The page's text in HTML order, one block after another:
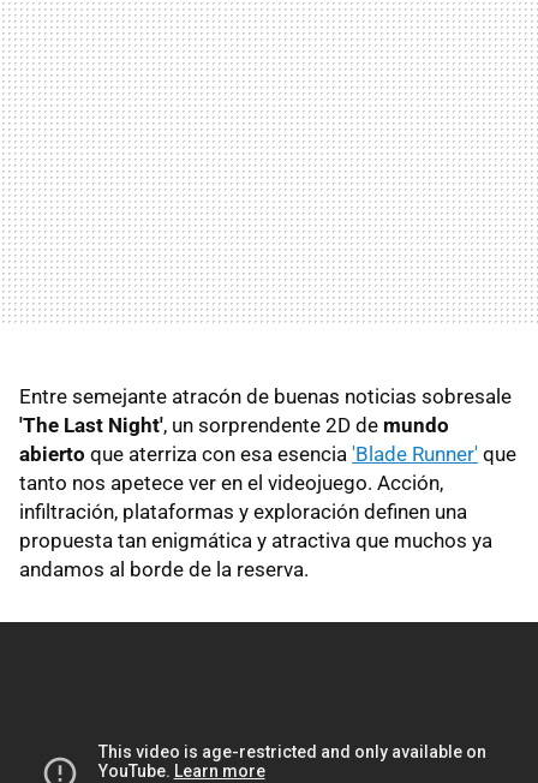
Entre semejante atracón de buenas noticias sobresale
'The Last Night', un sorprendente 2D de mundo
abierto que aterriza con esa esencia 'Blade Runner' que
tanto nos apetece ver en el videojuego. Acción,
infiltración, plataformas y exploración definen una
propuesta tan enigmática y atractiva que muchos ya
andamos al borde de la reserva.